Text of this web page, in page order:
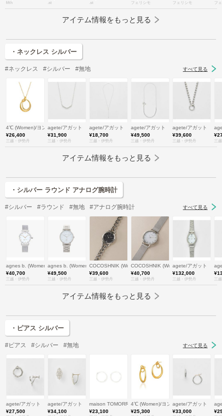
fifth .st .st フェリシモ フェリシモ フ
アイテム情報をもっと見る
・ネックレス シルバー
#ネックレス #シルバー #無地 すべて見る
4℃ (Women)/ヨンドシー
¥26,400
三越・伊勢丹
agete/アガット
¥31,900
三越・伊勢丹
agete/アガット
¥18,700
三越・伊勢丹
agete/アガット
¥49,500
三越・伊勢丹
agete/アガット
¥39,600
三越・伊勢丹 三
アイテム情報をもっと見る
・シルバー ラウンド アナログ腕時計
#シルバー #ラウンド #無地 #アナログ腕時計 すべて見る
agnes b. (Women)/アニエスベー
¥40,700
三越・伊勢丹
agnes b. (Women)/アニエスベー
¥49,500
三越・伊勢丹
COCOSHNIK (Women)/ココシュニック
¥39,600
三越・伊勢丹
COCOSHNIK (Women)/ココシュニック
¥40,700
三越・伊勢丹
agete/アガット
¥132,000
三越・伊勢丹 三
アイテム情報をもっと見る
・ピアス シルバー
#ピアス #シルバー #無地 すべて見る
agete/アガット
¥27,500
agete/アガット
¥34,100
maison TOMORROWLAND/メゾン トゥモローランド
¥23,100
4℃ (Women)/ヨンドシー
¥25,300
agete/アガット
¥33,000